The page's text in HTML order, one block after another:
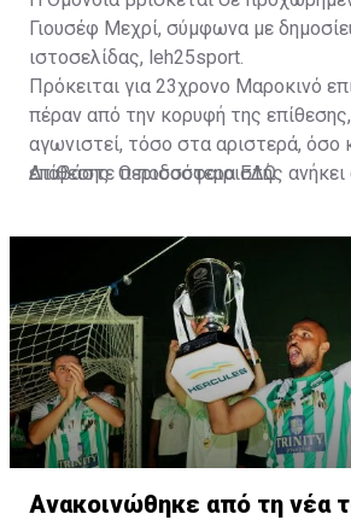
Γιουσέφ Μεχρί, σύμφωνα με
ιστοσελίδας, leh25sport.
Πρόκειται για 23χρονο Μαροκινό
πέραν από την κορυφή της
αγωνιστεί, τόσο στα αριστερά, όσο
επίθεσης. Ο ποδοσφαιριστής
2026.
Διαβάστε περισσότεραΕΔΩ.
Ανακοινώθηκε από τη νέα